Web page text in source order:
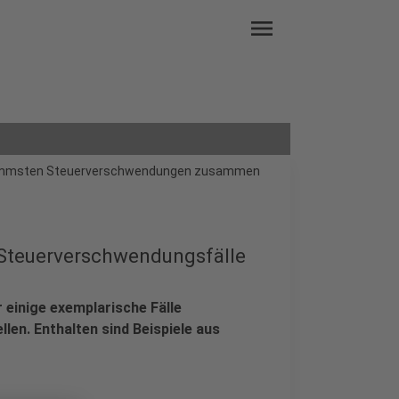
menu
Steuerverschwendungen zusammen
exemplarische Fälle
Enthalten sind Beispiele aus